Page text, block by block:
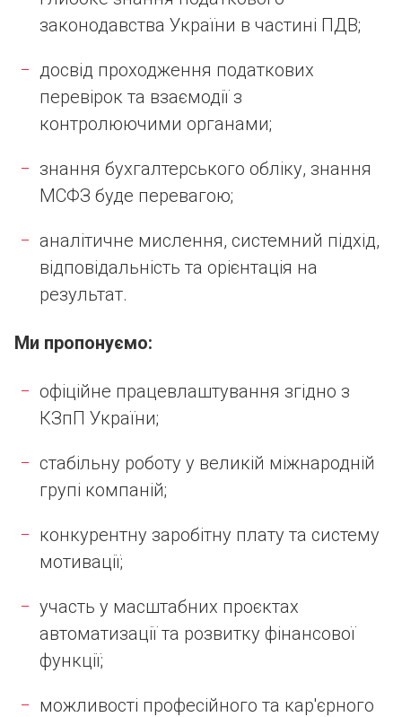
законодавства України в частині ПДВ;
досвід проходження податкових
перевірок та взаємодії з
контролюючими органами;
знання бухгалтерського обліку, знання
МСФЗ буде перевагою;
аналітичне мислення, системний підхід,
відповідальність та орієнтація на
результат.
Ми пропонуємо:
офіційне працевлаштування згідно з
КЗпП України;
стабільну роботу у великій міжнародній
групі компаній;
конкурентну заробітну плату та систему
мотивації;
участь у масштабних проєктах
автоматизації та розвитку фінансової
функції;
можливості професійного та кар'єрного